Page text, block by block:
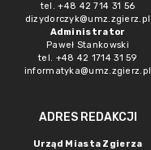
tel. +48 42 714 31 56
dizydorczyk@umz.zgierz.pl
Administrator
Paweł Stankowski
tel. +48 42 1714 31 59
informatyka@umz.zgierz.pl
ADRES REDAKCJI
Urząd Miasta Zgierza